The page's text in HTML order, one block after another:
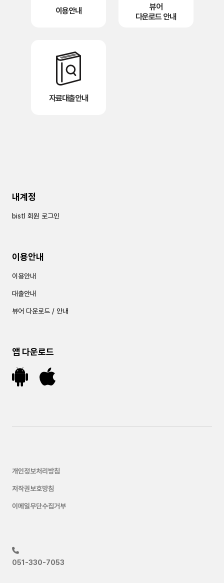
이용안내
뷰어
다운로드 안내
자료대출안내
내계정
bistl 회원 로그인
이용안내
이용안내
대출안내
뷰어 다운로드 / 안내
앱 다운로드
개인정보처리방침
저작권보호방침
이메일무단수집거부
051-330-7053